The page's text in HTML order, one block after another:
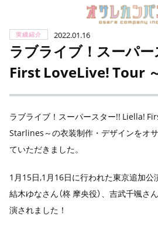
実績紹介 2022.01.16
ラブライブ！スーパ
First LoveLive! Tour
ラブライブ！スーパースター!! Liella!
Starlines～の衣装制作・デザインをオ
ていただきました。
1月15日,1月16日に行われた東京追加公
結木ゆなさん（柊 摩央役）、 吉武千颯さ
演されました！